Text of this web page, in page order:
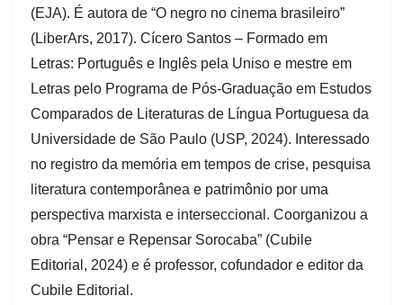
(EJA). É autora de “O negro no cinema brasileiro”
(LiberArs, 2017). Cícero Santos – Formado em
Letras: Português e Inglês pela Uniso e mestre em
Letras pelo Programa de Pós-Graduação em Estudos
Comparados de Literaturas de Língua Portuguesa da
Universidade de São Paulo (USP, 2024). Interessado
no registro da memória em tempos de crise, pesquisa
literatura contemporânea e patrimônio por uma
perspectiva marxista e interseccional. Coorganizou a
obra “Pensar e Repensar Sorocaba” (Cubile
Editorial, 2024) e é professor, cofundador e editor da
Cubile Editorial.